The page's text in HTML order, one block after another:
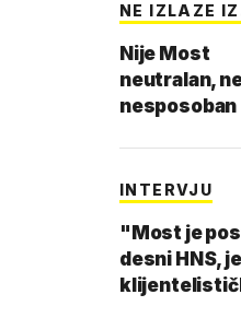
NE IZLAZE IZ
Nije Most
neutralan,
nesposoban
INTERVJU
"Most je
desni HNS,